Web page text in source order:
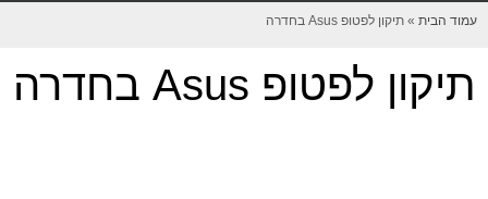
עמוד הבית » תיקון לפטופ Asus בחדרה
תיקון לפטופ Asus בחדרה